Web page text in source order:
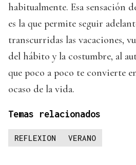
habitualmente. Esa sensación
es la que permite seguir
transcurridas las vacaciones,
del hábito y la costumbre, al
que poco a poco te convierte
ocaso de la vida.
Temas relacionados
REFLEXION VERANO